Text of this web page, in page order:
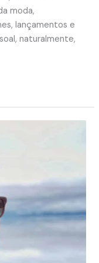
moda,
lançamentos e
naturalmente,